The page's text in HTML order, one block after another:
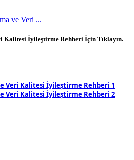
ve Veri ...
İyileştirme Rehberi İçin Tıklayın.
Veri Kalitesi İyileştirme Rehberi 1
Veri Kalitesi İyileştirme Rehberi 2